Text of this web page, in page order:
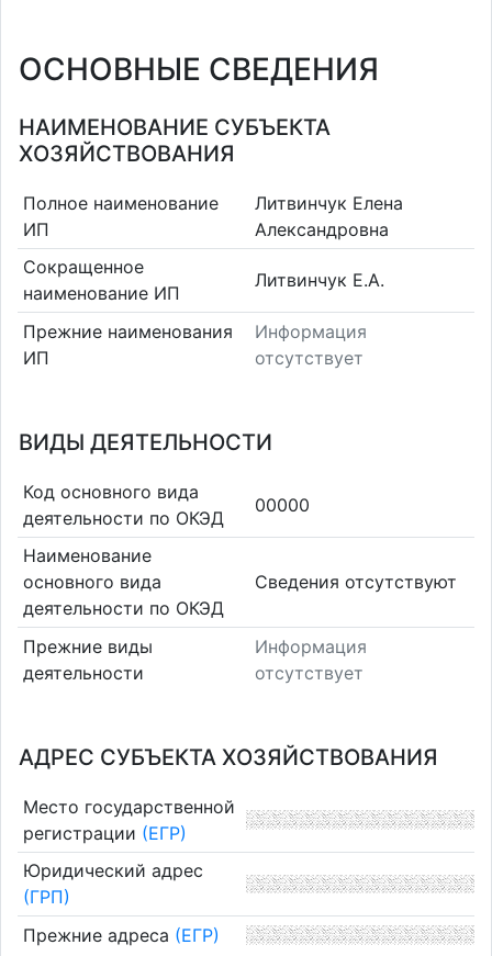
ОСНОВНЫЕ СВЕДЕНИЯ
НАИМЕНОВАНИЕ СУБЪЕКТА
ХОЗЯЙСТВОВАНИЯ
Полное наименование
ИП
Литвинчук Елена
Александровна
Сокращенное
наименование ИП
Литвинчук Е.А.
Прежние наименования
ИП
Информация
отсутствует
ВИДЫ ДЕЯТЕЛЬНОСТИ
Код основного вида
деятельности по ОКЭД
00000
Наименование
основного вида
деятельности по ОКЭД
Cведения отсутствуют
Прежние виды
деятельности
Информация
отсутствует
АДРЕС СУБЪЕКТА ХОЗЯЙСТВОВАНИЯ
Место государственной
регистрации (ЕГР)
Юридический адрес
(ГРП)
Прежние адреса (ЕГР)